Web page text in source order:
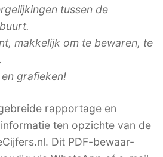
tussen de
makkelijk om te bewaren, te
grafieken!
rapportage en
ten opzichte van de
Dit PDF-bewaar-